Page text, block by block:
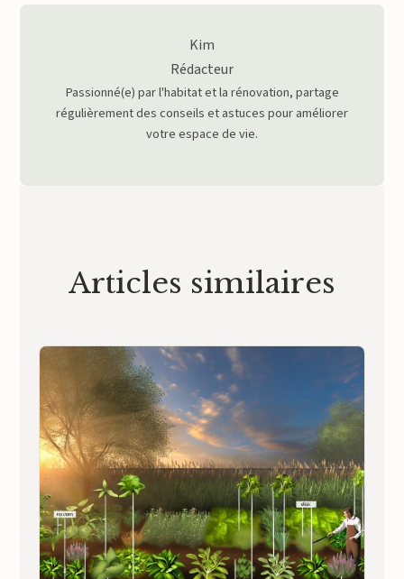
Kim
Rédacteur
Passionné(e) par l'habitat et la rénovation, partage
régulièrement des conseils et astuces pour améliorer
votre espace de vie.
Articles similaires